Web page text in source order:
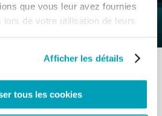
que vous leur avez fournies
de votre utilisation de leurs
Afficher les détails
tous les cookies
pour se